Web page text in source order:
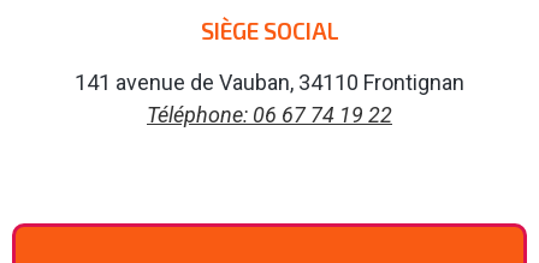
SIÈGE SOCIAL
141 avenue de Vauban, 34110 Frontignan
Téléphone: 06 67 74 19 22